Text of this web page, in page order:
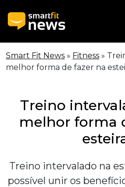
Smart Fit News » Fitness »
melhor forma de fazer na
Treino
melhor forma
Treino intervalado na
possível unir os